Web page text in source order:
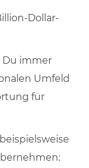
Dollar-
Du immer
Umfeld
für